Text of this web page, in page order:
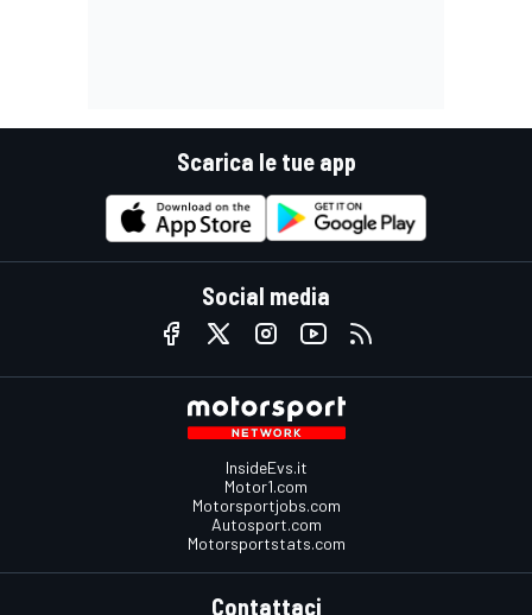
Scarica le tue app
Social media
InsideEvs.it
Motor1.com
Motorsportjobs.com
Autosport.com
Motorsportstats.com
Contattaci